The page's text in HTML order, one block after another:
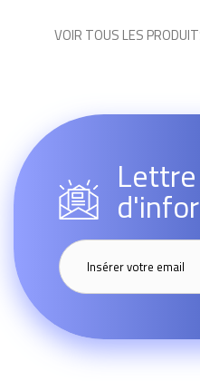
VOIR TOUS LES
Lettre